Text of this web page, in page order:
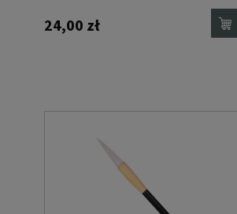
24,00 zł